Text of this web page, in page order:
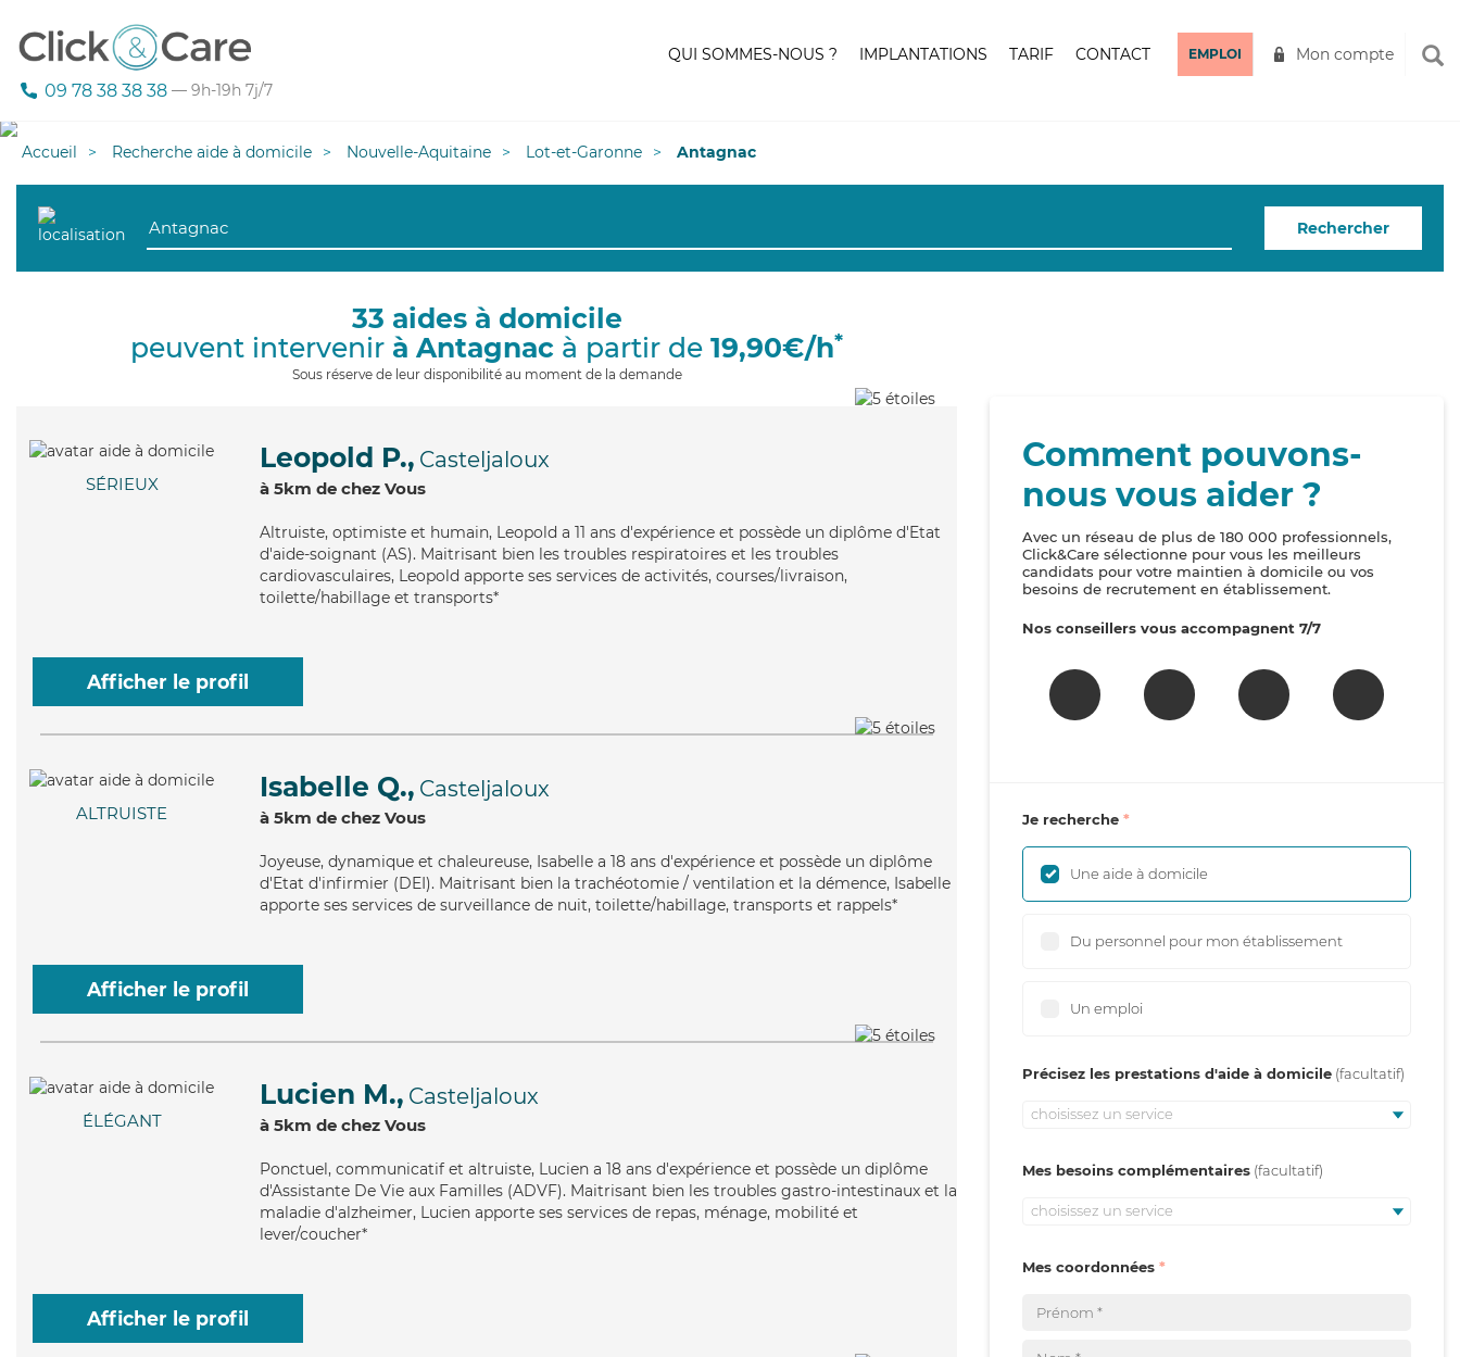
09 78 38 38 38 — 9h-19h 7j/7
QUI SOMMES-NOUS ? IMPLANTATIONS TARIF CONTACT EMPLOI Mon compte
Accueil Recherche aide à domicile Nouvelle-Aquitaine Lot-et-Garonne Antagnac
Rechercher
33 aides à domicile
peuvent intervenir à Antagnac à partir de 19,90€/h*
Sous réserve de leur disponibilité au moment de la demande
SÉRIEUX
Leopold P., Casteljaloux
à 5km de chez Vous
Altruiste, optimiste et humain, Leopold a 11 ans d'expérience et possède un diplôme d'Etat
d'aide-soignant (AS). Maitrisant bien les troubles respiratoires et les troubles
cardiovasculaires, Leopold apporte ses services de activités, courses/livraison,
toilette/habillage et transports*
Afficher le profil
ALTRUISTE
Isabelle Q., Casteljaloux
à 5km de chez Vous
Joyeuse, dynamique et chaleureuse, Isabelle a 18 ans d'expérience et possède un diplôme
d'Etat d'infirmier (DEI). Maitrisant bien la trachéotomie / ventilation et la démence, Isabelle
apporte ses services de surveillance de nuit, toilette/habillage, transports et rappels*
Afficher le profil
ÉLÉGANT
Lucien M., Casteljaloux
à 5km de chez Vous
Ponctuel, communicatif et altruiste, Lucien a 18 ans d'expérience et possède un diplôme
d'Assistante De Vie aux Familles (ADVF). Maitrisant bien les troubles gastro-intestinaux et la
maladie d'alzheimer, Lucien apporte ses services de repas, ménage, mobilité et
lever/coucher*
Afficher le profil
Comment pouvons-
nous vous aider ?
Avec un réseau de plus de 180 000 professionnels,
Click&Care sélectionne pour vous les meilleurs
candidats pour votre maintien à domicile ou vos
besoins de recrutement en établissement.
Nos conseillers vous accompagnent 7/7
Je recherche
Une aide à domicile
Du personnel pour mon établissement
Un emploi
Précisez les prestations d'aide à domicile
choisissez un service
Mes besoins complémentaires
choisissez un service
Mes coordonnées